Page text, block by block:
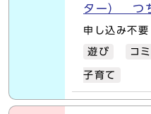
ター） つ
申し込み不要
遊び コ
子育て